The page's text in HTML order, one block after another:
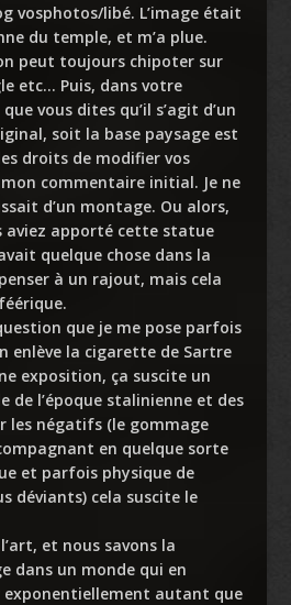
vosphotos/libé. L’image était
du temple, et m’a plue.
peut toujours chipoter sur
etc… Puis, dans votre
vous dites qu’il s’agit d’un
soit la base paysage est
droits de modifier vos
commentaire initial. Je ne
d’un montage. Ou alors,
aviez apporté cette statue
quelque chose dans la
à un rajout, mais cela
que je me pose parfois
enlève la cigarette de Sartre
exposition, ça suscite un
de l’époque stalinienne et des
les négatifs (le gommage
en quelque sorte
et parfois physique de
déviants) cela suscite le
et nous savons la
dans un monde qui en
autant que